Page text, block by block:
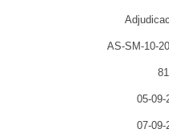
AS-SM-10-
05-09-
07-09-